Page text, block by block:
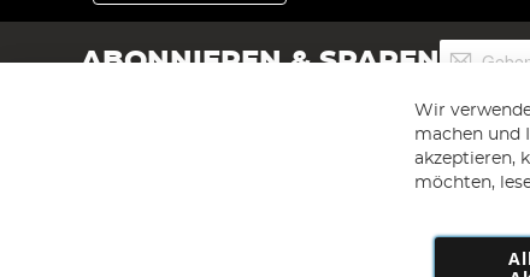
ABONNIEREN & SPAREN
für
unseren
Newsletter
an:
Wir
machen und
akzeptieren,
möchten,